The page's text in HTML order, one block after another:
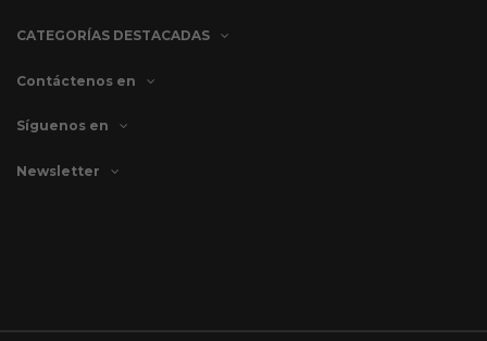
CATEGORÍAS DESTACADAS
Contáctenos en
Síguenos en
Newsletter